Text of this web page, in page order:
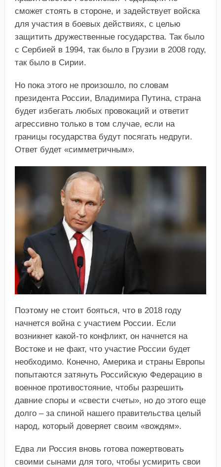
сможет стоять в стороне, и задействует войска
для участия в боевых действиях, с целью
защитить дружественные государства. Так было
с Сербией в 1994, так было в Грузии в 2008 году,
так было в Сирии.
Но пока этого не произошло, по словам
президента России, Владимира Путина, страна
будет избегать любых провокаций и ответит
агрессивно только в том случае, если на
границы государства будут посягать недруги.
Ответ будет «симметричным».
Поэтому не стоит бояться, что в 2018 году
начнется война с участием России. Если
возникнет какой-то конфликт, он начнется на
Востоке и не факт, что участие России будет
необходимо. Конечно, Америка и страны Европы
попытаются затянуть Российскую Федерацию в
военное противостояние, чтобы разрешить
давние споры и «свести счеты», но до этого еще
долго – за спиной нашего правительства целый
народ, который доверяет своим «вождям».
Едва ли Россия вновь готова пожертвовать
своими сынами для того, чтобы усмирить свои